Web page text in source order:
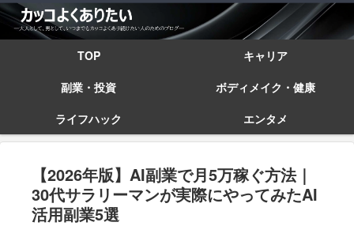
TOP
キャリア
副業・投資
ボディメイク・健康
ライフハック
エンタメ
【2026年版】AI副業で月5万稼ぐ方法｜
30代サラリーマンが実際にやってみたAI
活用副業5選